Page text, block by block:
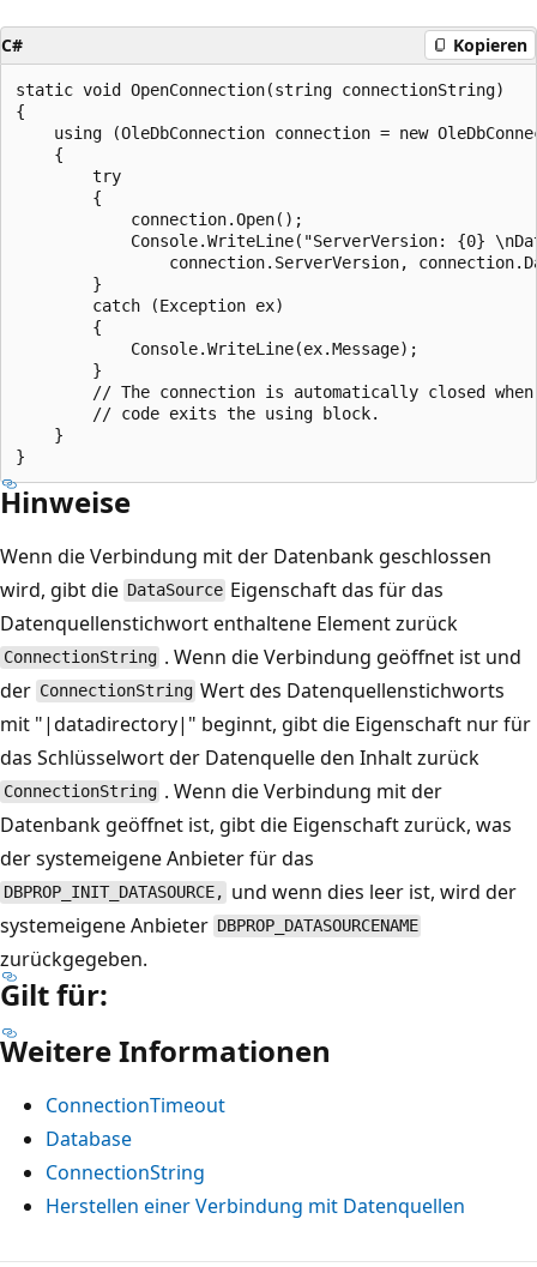
C# Kopieren
static void OpenConnection(string connectionString)
{
using (OleDbConnection connection = new
    {
        try
        {
            connection.Open();
Console.WriteLine("ServerVersion: {0}
connection.ServerVersion,
        }
        catch (Exception ex)
        {
            Console.WriteLine(ex.Message);
        }
// The connection is automatically closed when
        // code exits the using block.
    }
Hinweise
Wenn die Verbindung mit der Datenbank geschlossen
wird, gibt die DataSource Eigenschaft das für das
Datenquellenstichwort enthaltene Element zurück
ConnectionString . Wenn die Verbindung geöffnet ist und
der ConnectionString Wert des Datenquellenstichworts
mit "|datadirectory|" beginnt, gibt die Eigenschaft nur für
das Schlüsselwort der Datenquelle den Inhalt zurück
ConnectionString . Wenn die Verbindung mit der
Datenbank geöffnet ist, gibt die Eigenschaft zurück, was
der systemeigene Anbieter für das
DBPROP_INIT_DATASOURCE, und wenn dies leer ist, wird der
systemeigene Anbieter DBPROP_DATASOURCENAME
zurückgegeben.
Gilt für:
Weitere Informationen
ConnectionTimeout
Database
ConnectionString
Herstellen einer Verbindung mit Datenquellen
Lesemodus